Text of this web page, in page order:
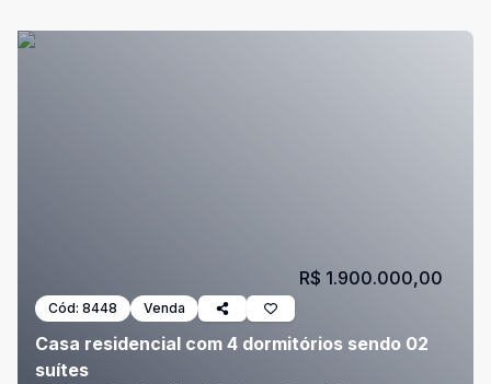
Cód: 8448 Venda
Casa residencial com 4 dormitórios sendo 02
suítes
R$ 1.900.000,00